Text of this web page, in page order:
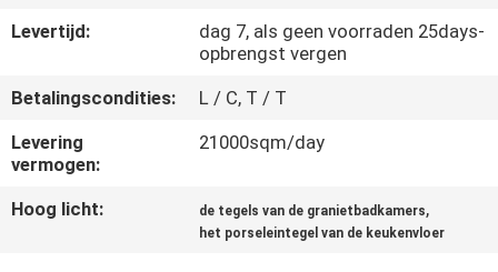
MET
OP
VRAAG
EEN
Levertijd:
dag 7, als geen voorraden 25days-
opbrengst vergen
Betalingscondities:
L / C, T / T
Levering
vermogen:
21000sqm/day
Hoog licht: de tegels van de granietbadkamers,
het porseleintegel van de keukenvloer